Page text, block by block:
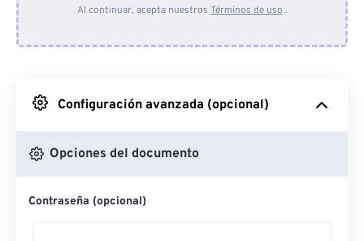
Desde Google Drive
Desde OneDrive
Desde URL
Al continuar, acepta nuestros Términos de uso .
Configuración avanzada (opcional)
Opciones del documento
Contraseña (opcional)